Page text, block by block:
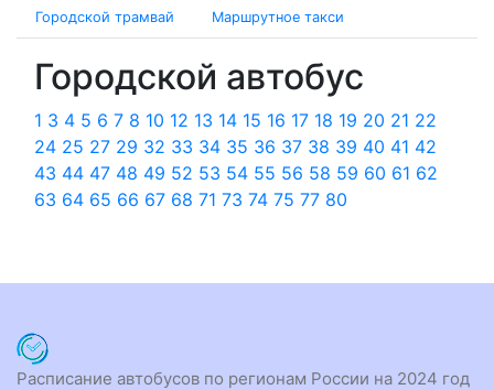
Городской трамвай Маршрутное такси
Городской автобус
1 3 4 5 6 7 8 10 12 13 14 15 16 17 18 19 20 21 22
24 25 27 29 32 33 34 35 36 37 38 39 40 41 42
43 44 47 48 49 52 53 54 55 56 58 59 60 61 62
63 64 65 66 67 68 71 73 74 75 77 80
Расписание автобусов по регионам России на 2024 год